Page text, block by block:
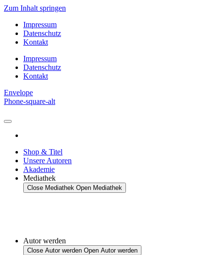
Zum Inhalt springen
Impressum
Datenschutz
Kontakt
Impressum
Datenschutz
Kontakt
Envelope
Phone-square-alt
Shop & Titel
Unsere Autoren
Akademie
Mediathek
Close Mediathek Open Mediathek
Autor werden
Close Autor werden Open Autor werden